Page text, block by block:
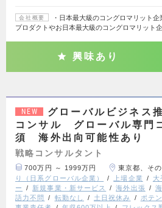
会社概要
・日本最大級のコングロマリット
プロダクトやお日本最大級のコングロマリット
興味あり
NEW
グローバルビジネス
コンサル グローバル専門
須 海外出向可能性あり
戦略コンサルタント
700万円 ～ 1999万円 東京都、そ
り（日系グローバル企業）
上場企業 大
ー
新規事業・新サービス 海外出張
語力不問
転勤なし 土日祝休み
ポテ